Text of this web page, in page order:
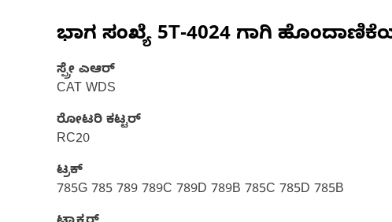
ಭಾಗ ಸಂಖ್ಯೆ 5T-4024 ಗಾಗಿ
ಸ್ಪ್ರೇ ಎಆರ್
CAT WDS
ರೋಟರಿ ಕಟ್ಟರ್
RC20
ಟ್ರಕ್
785G 785 789 789C 789D 789B 785C 785D 785B